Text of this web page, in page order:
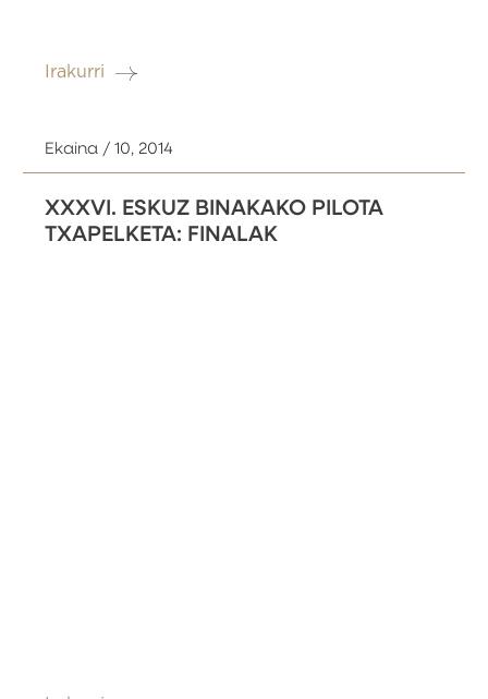
Irakurri
Ekaina / 10, 2014
XXXVI. ESKUZ BINAKAKO PILOTA
TXAPELKETA: FINALAK